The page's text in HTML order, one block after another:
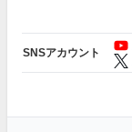
SNSアカウント